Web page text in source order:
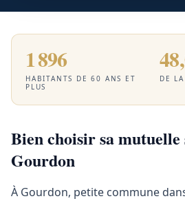
1 896
HABITANTS DE 60 ANS ET
PLUS
DE
Bien choisir sa mutuelle
Gourdon
À Gourdon, petite commune